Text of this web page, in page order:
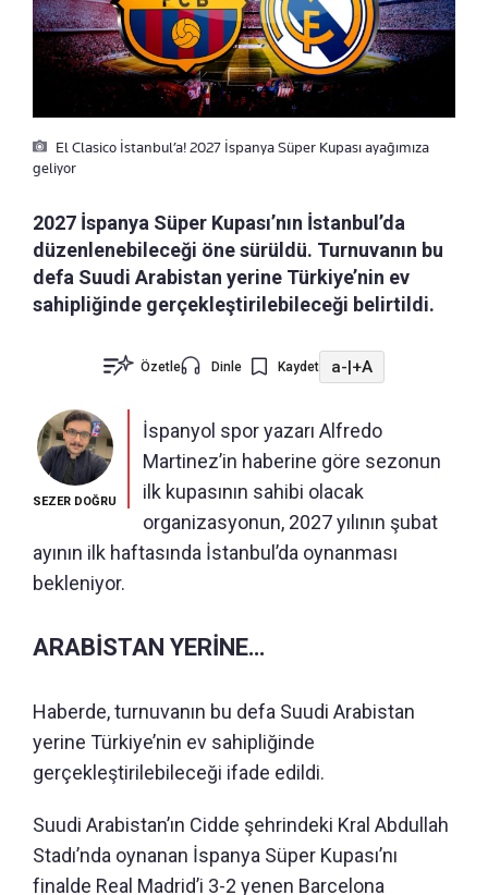
El Clasico İstanbul’a! 2027 İspanya Süper Kupası ayağımıza
geliyor
2027 İspanya Süper Kupası’nın İstanbul’da
düzenlenebileceği öne sürüldü. Turnuvanın bu
defa Suudi Arabistan yerine Türkiye’nin ev
sahipliğinde gerçekleştirilebileceği belirtildi.
Özetle Dinle Kaydet a-|+A
SEZER DOĞRU
İspanyol spor yazarı Alfredo
Martinez’in haberine göre sezonun
ilk kupasının sahibi olacak
organizasyonun, 2027 yılının şubat
ayının ilk haftasında İstanbul’da oynanması
bekleniyor.
ARABİSTAN YERİNE…
Haberde, turnuvanın bu defa Suudi Arabistan
yerine Türkiye’nin ev sahipliğinde
gerçekleştirilebileceği ifade edildi.
Suudi Arabistan’ın Cidde şehrindeki Kral Abdullah
Stadı’nda oynanan İspanya Süper Kupası’nı
finalde Real Madrid’i 3-2 yenen Barcelona